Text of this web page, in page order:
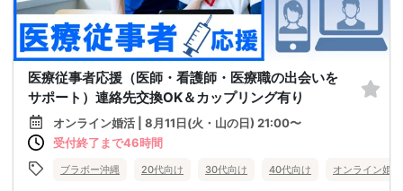
医療従事者応援（医師・看護師・医療職の出会いを
サポート）連絡先交換OK＆カップリング有り
オンライン婚活 | 8月11日(火・山の日) 21:00〜
受付終了まで46時間
ブラボー沖縄 20代向け 30代向け 40代向け オンライン婚活